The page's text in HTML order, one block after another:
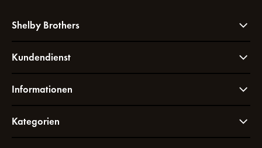
Shelby Brothers
Kundendienst
Informationen
Kategorien